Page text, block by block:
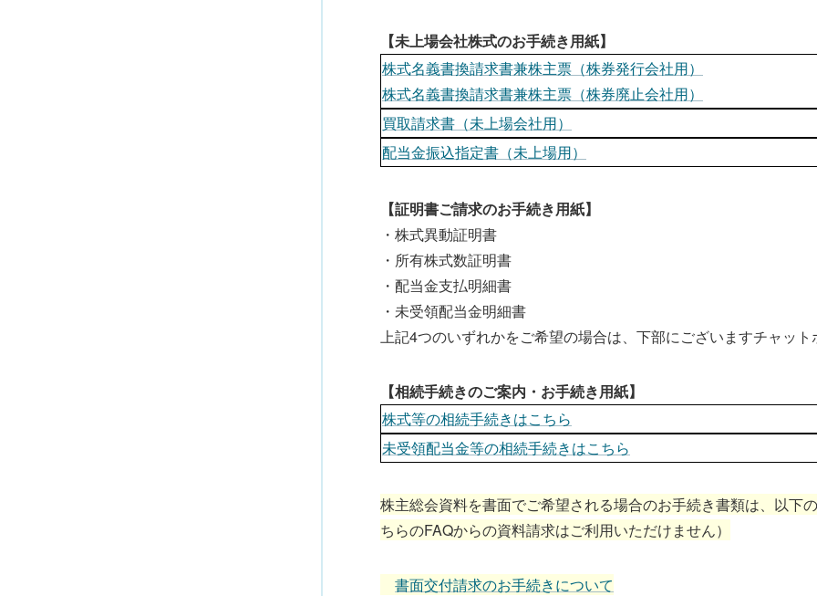
【未上場会社株式のお手続き用紙】
株式名義書換請求書兼株主票（株券発行会社用）
株式名義書換請求書兼株主票（株券廃止会社用）
買取請求書（未上場会社用）
配当金振込指定書（未上場用）
【証明書ご請求のお手続き用紙】
・株式異動証明書
・所有株式数証明書
・配当金支払明細書
・未受領配当金明細書
上記4つのいずれかをご希望の場合は、下部にございますチャット
【相続手続きのご案内・お手続き用紙】
株式等の相続手続きはこちら
未受領配当金等の相続手続きはこちら
株主総会資料を書面でご希望される場合のお手続き書類は、以下
ちらのFAQからの資料請求はご利用いただけません）
書面交付請求のお手続きについて